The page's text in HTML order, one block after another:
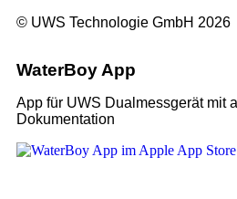
© UWS Technologie GmbH 2026
WaterBoy App
App für UWS Dualmessgerät mit
Dokumentation